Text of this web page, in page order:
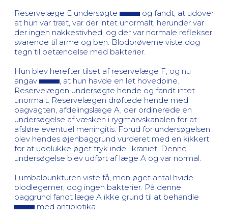
Reservelæge E undersøgte
og fandt, at udover
at hun var træt, var der intet unormalt, herunder var
der ingen nakkestivhed, og der var normale reflekser
svarende til arme og ben. Blodprøverne viste dog
tegn til betændelse med bakterier.
Hun blev herefter tilset af reservelæge F, og nu
angav
, at hun havde en let hovedpine.
Reservelægen undersøgte hende og fandt intet
unormalt. Reservelægen drøftede hende med
bagvagten, afdelingslæge A, der ordinerede en
undersøgelse af væsken i rygmarvskanalen for at
afsløre eventuel meningitis. Forud for undersøgelsen
blev hendes øjenbaggrund vurderet med en kikkert
for at udelukke øget tryk inde i kraniet. Denne
undersøgelse blev udført af læge A og var normal.
Lumbalpunkturen viste få, men øget antal hvide
blodlegemer, dog ingen bakterier. På denne
baggrund fandt læge A ikke grund til at behandle
med antibiotika.